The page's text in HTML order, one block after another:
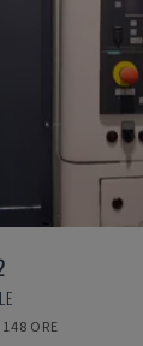
ORE